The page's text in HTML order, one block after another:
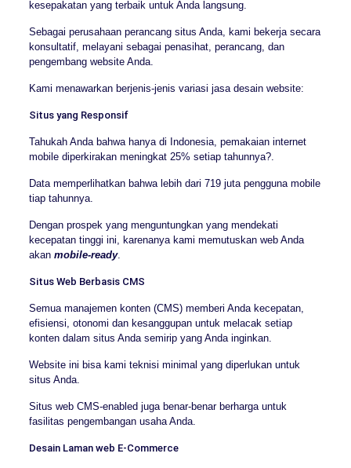
kesepakatan yang terbaik untuk Anda langsung.
Sebagai perusahaan perancang situs Anda, kami bekerja secara
konsultatif, melayani sebagai penasihat, perancang, dan
pengembang website Anda.
Kami menawarkan berjenis-jenis variasi jasa desain website:
Situs yang Responsif
Tahukah Anda bahwa hanya di Indonesia, pemakaian internet
mobile diperkirakan meningkat 25% setiap tahunnya?.
Data memperlihatkan bahwa lebih dari 719 juta pengguna mobile
tiap tahunnya.
Dengan prospek yang menguntungkan yang mendekati
kecepatan tinggi ini, karenanya kami memutuskan web Anda
akan mobile-ready.
Situs Web Berbasis CMS
Semua manajemen konten (CMS) memberi Anda kecepatan,
efisiensi, otonomi dan kesanggupan untuk melacak setiap
konten dalam situs Anda semirip yang Anda inginkan.
Website ini bisa kami teknisi minimal yang diperlukan untuk
situs Anda.
Situs web CMS-enabled juga benar-benar berharga untuk
fasilitas pengembangan usaha Anda.
Desain Laman web E-Commerce